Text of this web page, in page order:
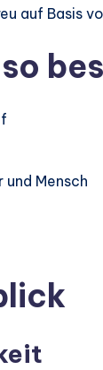
auf Basis
Mensch